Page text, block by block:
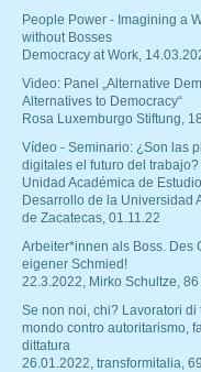
People Power - Imagining a
without Bosses
Democracy at Work,
Video: Panel „Alternative
Alternatives to Democracy“
Rosa Luxemburgo Stiftung,
Vídeo - Seminario: ¿Son las
digitales el futuro del trabajo?
Unidad Académica de
Desarrollo de la Universidad
de Zacatecas, 01.11.22
Arbeiter*innen als Boss. Des
eigener Schmied!
22.3.2022, Mirko Schultze, 86
Se non noi, chi? Lavoratori di
mondo contro autoritarismo,
dittatura
26.01.2022, transformitalia,